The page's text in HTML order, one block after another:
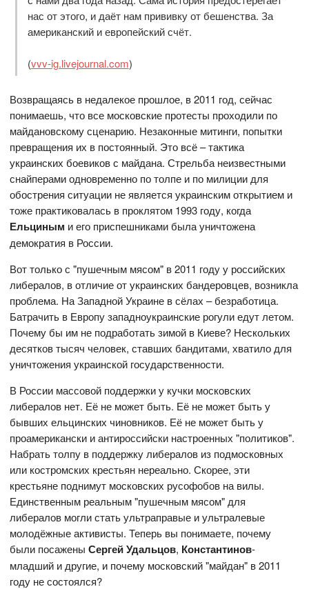
нас от этого, и даёт нам прививку от бешенства. За
американский и европейский счёт.
(vvv-ig.livejournal.com)
Возвращаясь в недалекое прошлое, в 2011 год, сейчас
понимаешь, что все московские протесты проходили по
майдановскому сценарию. Незаконные митинги, попытки
превращения их в постоянный. Это всё – тактика
украинских боевиков с майдана. Стрельба неизвестными
снайперами одновременно по толпе и по милиции для
обострения ситуации не является украинским открытием и
тоже практиковалась в проклятом 1993 году, когда
Ельциным и его приспешниками была уничтожена
демократия в России.
Вот только с "пушечным мясом" в 2011 году у российских
либералов, в отличие от украинских бандеровцев, возникла
проблема. На Западной Украине в сёлах – безработица.
Батрачить в Европу западноукраинские рогули едут летом.
Почему бы им не подработать зимой в Киеве? Нескольких
десятков тысяч человек, ставших бандитами, хватило для
уничтожения украинской государственности.
В России массовой поддержки у кучки московских
либералов нет. Её не может быть. Её не может быть у
бывших ельцинских чиновников. Её не может быть у
проамерикански и антироссийски настроенных "политиков".
Набрать толпу в поддержку либералов из подмосковных
или костромских крестьян нереально. Скорее, эти
крестьяне поднимут московских русофобов на вилы.
Единственным реальным "пушечным мясом" для
либералов могли стать ультраправые и ультралевые
молодёжные активисты. Теперь вы понимаете, почему
были посаженыСергей Удальцов, Константинов-
младший и другие, и почему московский "майдан" в 2011
году не состоялся?